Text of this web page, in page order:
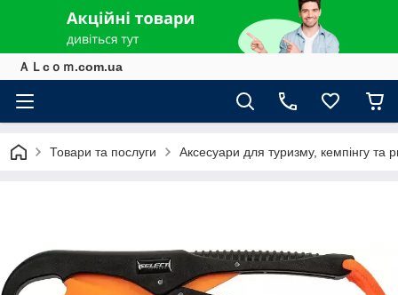
ＡＬcｏｍ.com.ua
Товари та послуги Аксесуари для туризму, кемпінгу та